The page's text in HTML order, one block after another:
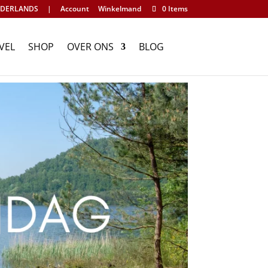
| Account Winkelmand 0 Items
SHOP OVER ONS BLOG